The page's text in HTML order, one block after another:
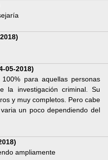
05-2018)
para aquellas personas
la investigación criminal. Su
y muy completos. Pero cabe
un poco dependiendo del
ampliamente